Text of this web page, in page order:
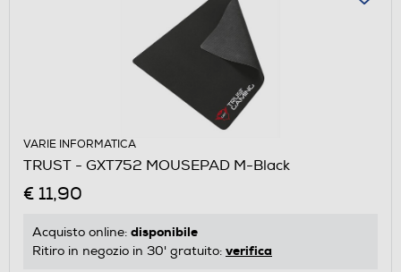
VARIE INFORMATICA
TRUST - GXT752 MOUSEPAD M-Black
€ 11,90
Acquisto online: disponibile
Ritiro in negozio in 30' gratuito: verifica